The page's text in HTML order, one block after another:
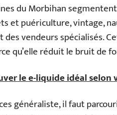
du Morbihan
et puériculture, vintage,
vendeurs spécialisés.
qu’elle réduit le bruit de
le e-liquide idéal selon
généraliste, il faut